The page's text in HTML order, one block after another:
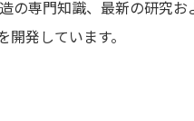
の専門知識、最新の研究お
発しています。